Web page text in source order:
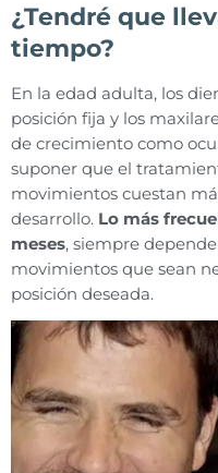
¿Tendré que
tiempo?
En la edad adulta, los
posición fija y los
de crecimiento como
suponer que el
movimientos cuestan
desarrollo. Lo más
meses, siempre
movimientos que sean
posición deseada.